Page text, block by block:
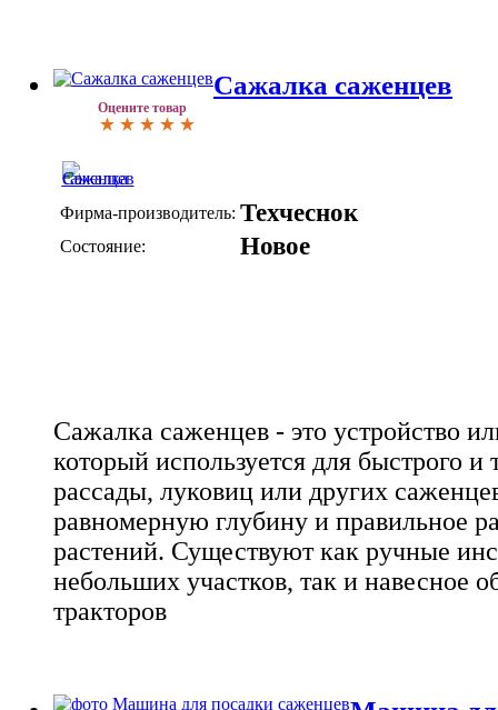
Оцените товар
Сажалка саженцев
Фирма-производитель: Техчеснок
Состояние: Новое
Сажалка саженцев - это устройство
который используется для быстрого
рассады, луковиц или других
равномерную глубину и правильное
растений. Существуют как ручные
небольших участков, так и навесное
тракторов